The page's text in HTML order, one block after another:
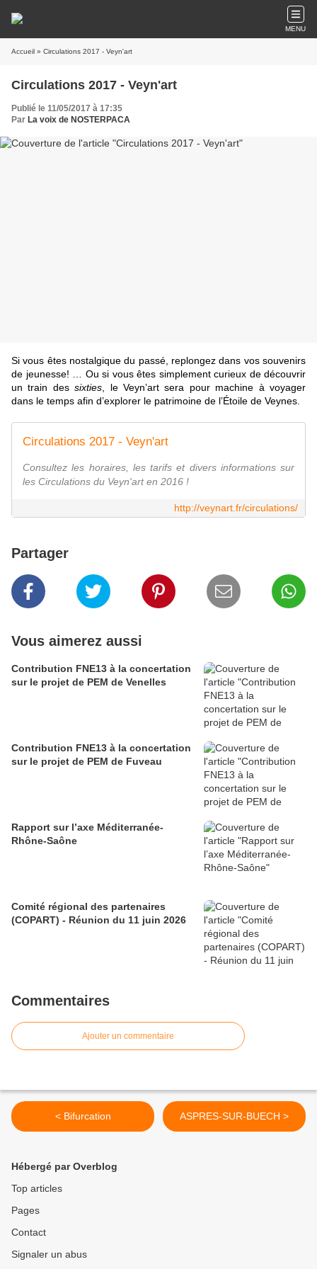
MENU
Accueil » Circulations 2017 - Veyn'art
Circulations 2017 - Veyn'art
Publié le 11/05/2017 à 17:35
Par La voix de NOSTERPACA
Si vous êtes nostalgique du passé, replongez dans vos souvenirs
de jeunesse! … Ou si vous êtes simplement curieux de découvrir
un train dessixties , le Veyn’art sera pour machine à voyager
dans le temps afin d’explorer le patrimoine de l’Étoile de Veynes.
Circulations 2017 - Veyn'art
Consultez les horaires, les tarifs et divers informations sur
les Circulations du Veyn'art en 2016 !
http://veynart.fr/circulations/
Partager
Vous aimerez aussi
Contribution FNE13 à la concertation
sur le projet de PEM de Venelles
Contribution FNE13 à la concertation
sur le projet de PEM de Fuveau
Rapport sur l’axe Méditerranée-
Rhône-Saône
Comité régional des partenaires
(COPART) - Réunion du 11 juin 2026
Commentaires
Ajouter un commentaire
< Bifurcation ASPRES-SUR-BUECH >
Hébergé par Overblog
Top articles
Pages
Contact
Signaler un abus